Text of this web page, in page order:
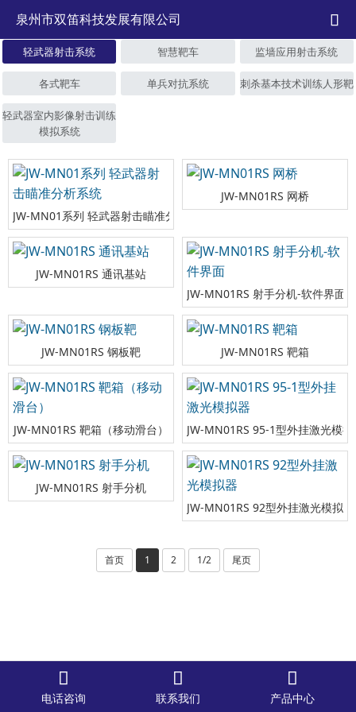
泉州市双笛科技发展有限公司 
轻武器射击系统 智慧靶车 监墙应用射击系统
各式靶车 单兵对抗系统 刺杀基本技术训练人形靶
轻武器室内影像射击训练
模拟系统
JW-MN01系列 轻武器射击瞄准分析系统
JW-MN01RS 网桥
JW-MN01RS 通讯基站
JW-MN01RS 射手分机-软件界面
JW-MN01RS 钢板靶 JW-MN01RS 靶箱
JW-MN01RS 靶箱（移动滑台） JW-MN01RS 95-1型外挂激光模
JW-MN01RS 射手分机
JW-MN01RS 92型外挂激光模拟器
首页 1 2 1/2 尾页

电话咨询

联系我们

产品中心